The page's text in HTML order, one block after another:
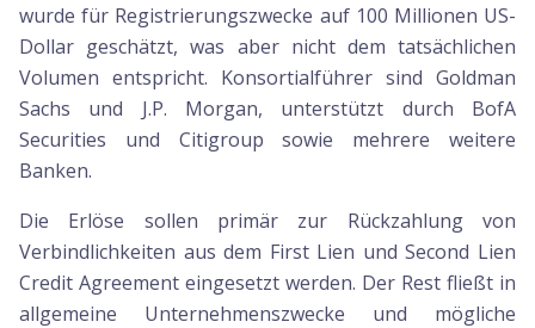
wurde für Registrierungszwecke auf 100 Millionen US-
Dollar geschätzt, was aber nicht dem tatsächlichen
Volumen entspricht. Konsortialführer sind Goldman
Sachs und J.P. Morgan, unterstützt durch BofA
Securities und Citigroup sowie mehrere weitere
Banken.
Die Erlöse sollen primär zur Rückzahlung von
Verbindlichkeiten aus dem First Lien und Second Lien
Credit Agreement eingesetzt werden. Der Rest fließt in
allgemeine Unternehmenszwecke und mögliche